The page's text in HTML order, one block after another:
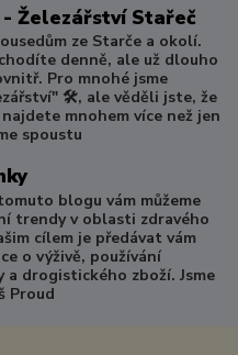
Železářství Stařeč
ze Starče a okolí.
denně, ale už dlouho
Pro mnohé jsme
🛠️, ale věděli jste, že
mnohem více než jen
spoustu
blogu vám můžeme
trendy v oblasti zdravého
cílem je předávat vám
o výživě, používání
drogistického zboží. Jsme
Proud